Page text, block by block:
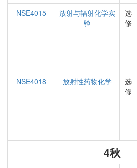
NSE4015
放射与辐射化学实
验
选
修
NSE4018
放射性药物化学
选
修
4秋